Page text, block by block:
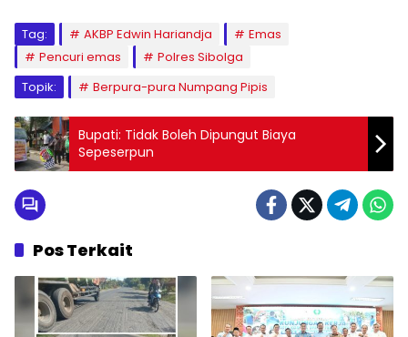
Tag: AKBP Edwin Hariandja
Emas
Pencuri emas
Polres Sibolga
Topik:
Berpura-pura Numpang Pipis
Bupati: Tidak Boleh Dipungut Biaya
Sepeserpun
Pos Terkait